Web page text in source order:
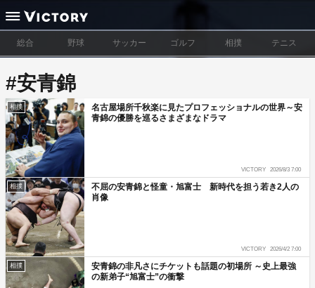
総合 野球 サッカー ゴルフ 相撲 テニス
#安青錦
相撲
名古屋場所千秋楽に見たプロフェッショナルの世界～安
青錦の優勝を巡るさまざまなドラマ
VICTORY 2026/8/3 7:00
相撲
不屈の安青錦と怪童・旭富士 新時代を担う若き2人の
肖像
VICTORY 2026/4/2 7:00
相撲
安青錦の非凡さにチケットも話題の初場所 ～史上最強
の新弟子“旭富士”の衝撃